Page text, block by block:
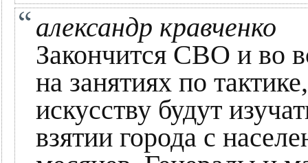
александр кравченко
Закончится СВО и во
на занятиях по
искусству будут
взятии города с